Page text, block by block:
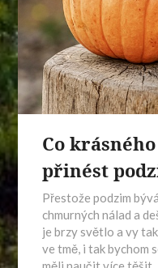
Co
přinést
Přestože podzim
chmurných nálad a
je brzy světlo a vy
ve tmě, i tak bychom